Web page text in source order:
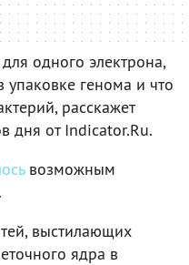
одного электрона,
генома и что
расскажет
дня от Indicator.Ru.
возможным
выстилающих
ядра в